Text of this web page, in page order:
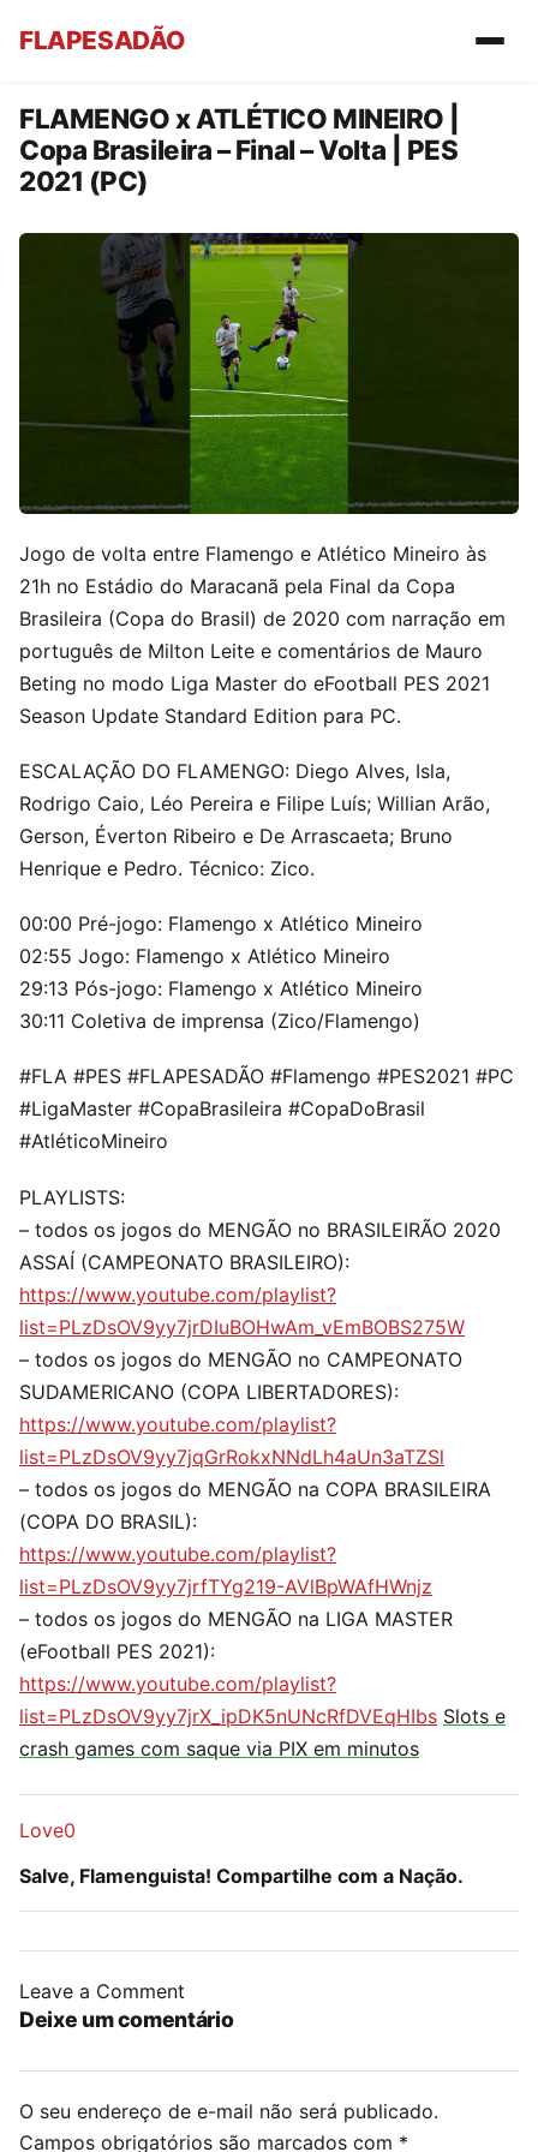
FLAPESADÃO
FLAMENGO x ATLÉTICO MINEIRO |
Copa Brasileira – Final – Volta | PES
2021 (PC)
Jogo de volta entre Flamengo e Atlético Mineiro às
21h no Estádio do Maracanã pela Final da Copa
Brasileira (Copa do Brasil) de 2020 com narração em
português de Milton Leite e comentários de Mauro
Beting no modo Liga Master do eFootball PES 2021
Season Update Standard Edition para PC.
ESCALAÇÃO DO FLAMENGO: Diego Alves, Isla,
Rodrigo Caio, Léo Pereira e Filipe Luís; Willian Arão,
Gerson, Éverton Ribeiro e De Arrascaeta; Bruno
Henrique e Pedro. Técnico: Zico.
00:00 Pré-jogo: Flamengo x Atlético Mineiro
02:55 Jogo: Flamengo x Atlético Mineiro
29:13 Pós-jogo: Flamengo x Atlético Mineiro
30:11​ Coletiva de imprensa (Zico/Flamengo)
#FLA #PES #FLAPESADÃO #Flamengo #PES2021 #PC
#LigaMaster #CopaBrasileira #CopaDoBrasil
#AtléticoMineiro
PLAYLISTS:
– todos os jogos do MENGÃO no BRASILEIRÃO 2020
ASSAÍ (CAMPEONATO BRASILEIRO):
https://www.youtube.com/playlist?
list=PLzDsOV9yy7jrDIuBOHwAm_vEmBOBS275W
– todos os jogos do MENGÃO no CAMPEONATO
SUDAMERICANO (COPA LIBERTADORES):
https://www.youtube.com/playlist?
list=PLzDsOV9yy7jqGrRokxNNdLh4aUn3aTZSl
– todos os jogos do MENGÃO na COPA BRASILEIRA
(COPA DO BRASIL):
https://www.youtube.com/playlist?
list=PLzDsOV9yy7jrfTYg219-AVlBpWAfHWnjz
– todos os jogos do MENGÃO na LIGA MASTER
(eFootball PES 2021):
https://www.youtube.com/playlist?
list=PLzDsOV9yy7jrX_ipDK5nUNcRfDVEqHIbs Slots e
crash games com saque via PIX em minutos
Love0
Salve, Flamenguista! Compartilhe com a Nação.
Leave a Comment
Deixe um comentário
O seu endereço de e-mail não será publicado.
Campos obrigatórios são marcados com *